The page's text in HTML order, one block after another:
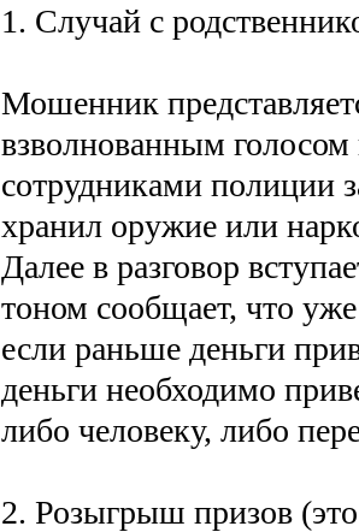
1. Случай с
Мошенник
взволнованным
сотрудниками полиции
хранил оружие или
Далее в разговор
тоном сообщает, что
если раньше деньги
деньги необходимо
либо человеку, либо
2. Розыгрыш призов